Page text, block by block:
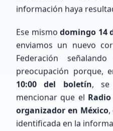
Cargando
información haya
Ese mismo domingo 14
enviamos un nuevo
Federación
preocupación porque,
10:00 del boletín, se
mencionar que el
organizador en México,
identificada en la